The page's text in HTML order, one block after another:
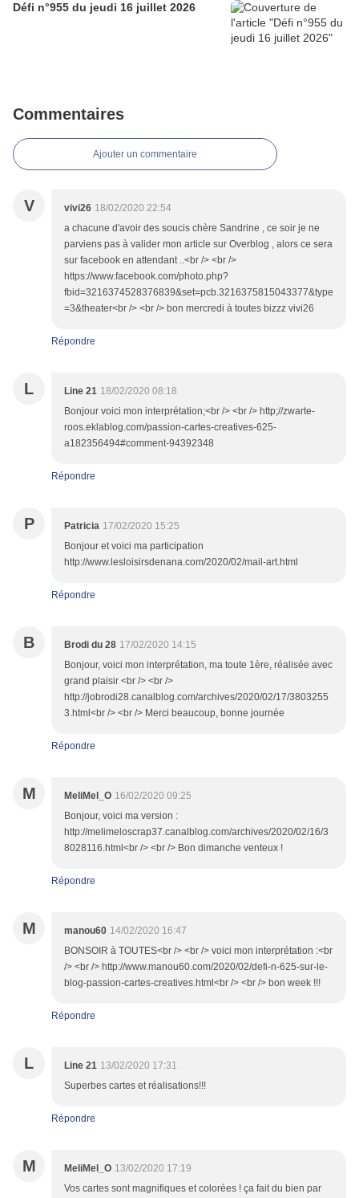
Défi n°955 du jeudi 16 juillet 2026
Commentaires
Ajouter un commentaire
V vivi26 18/02/2020 22:54
a chacune d'avoir des soucis chère Sandrine , ce soir je ne
parviens pas à valider mon article sur Overblog , alors ce sera
sur facebook en attendant ..<br /> <br />
https://www.facebook.com/photo.php?
fbid=3216374528376839&set=pcb.3216375815043377&type
=3&theater<br /> <br /> bon mercredi à toutes bizzz vivi26
Répondre
L Line 21 18/02/2020 08:18
Bonjour voici mon interprétation;<br /> <br /> http;//zwarte-
roos.eklablog.com/passion-cartes-creatives-625-
a182356494#comment-94392348
Répondre
P Patricia 17/02/2020 15:25
Bonjour et voici ma participation
http://www.lesloisirsdenana.com/2020/02/mail-art.html
Répondre
B Brodi du 28 17/02/2020 14:15
Bonjour, voici mon interprétation, ma toute 1ère, réalisée avec
grand plaisir <br /> <br />
http://jobrodi28.canalblog.com/archives/2020/02/17/3803255
3.html<br /> <br /> Merci beaucoup, bonne journée
Répondre
M MeliMel_O 16/02/2020 09:25
Bonjour, voici ma version :
http://melimeloscrap37.canalblog.com/archives/2020/02/16/3
8028116.html<br /> <br /> Bon dimanche venteux !
Répondre
M manou60 14/02/2020 16:47
BONSOIR à TOUTES<br /> <br /> voici mon interprétation :<br
/> <br /> http://www.manou60.com/2020/02/defi-n-625-sur-le-
blog-passion-cartes-creatives.html<br /> <br /> bon week !!!
Répondre
L Line 21 13/02/2020 17:31
Superbes cartes et réalisations!!!
Répondre
M MeliMel_O 13/02/2020 17:19
Vos cartes sont magnifiques et colorées ! ça fait du bien par